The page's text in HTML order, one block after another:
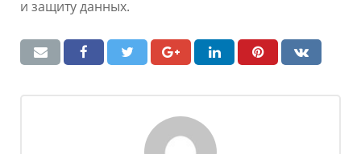
и защиту данных.